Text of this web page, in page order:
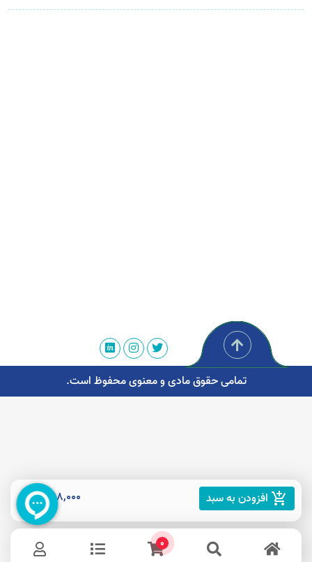
add_shopping_cart افزودن به سبد 498,000 تومان
تمامی حقوق مادی و معنوی محفوظ است.
0